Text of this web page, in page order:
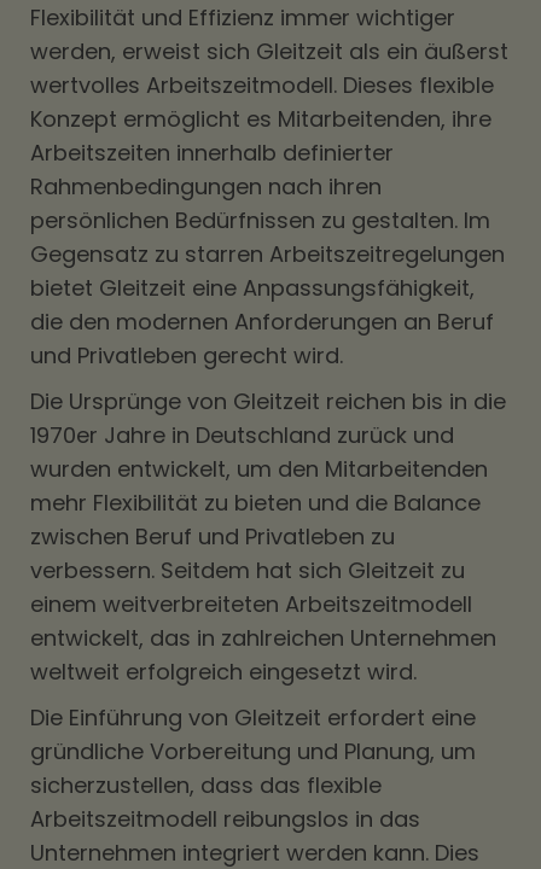
Flexibilität und Effizienz immer wichtiger
werden, erweist sich Gleitzeit als ein äußerst
wertvolles Arbeitszeitmodell. Dieses flexible
Konzept ermöglicht es Mitarbeitenden, ihre
Arbeitszeiten innerhalb definierter
Rahmenbedingungen nach ihren
persönlichen Bedürfnissen zu gestalten. Im
Gegensatz zu starren Arbeitszeitregelungen
bietet Gleitzeit eine Anpassungsfähigkeit,
die den modernen Anforderungen an Beruf
und Privatleben gerecht wird.
Die Ursprünge von Gleitzeit reichen bis in die
1970er Jahre in Deutschland zurück und
wurden entwickelt, um den Mitarbeitenden
mehr Flexibilität zu bieten und die Balance
zwischen Beruf und Privatleben zu
verbessern. Seitdem hat sich Gleitzeit zu
einem weitverbreiteten Arbeitszeitmodell
entwickelt, das in zahlreichen Unternehmen
weltweit erfolgreich eingesetzt wird.
Die Einführung von Gleitzeit erfordert eine
gründliche Vorbereitung und Planung, um
sicherzustellen, dass das flexible
Arbeitszeitmodell reibungslos in das
Unternehmen integriert werden kann. Dies